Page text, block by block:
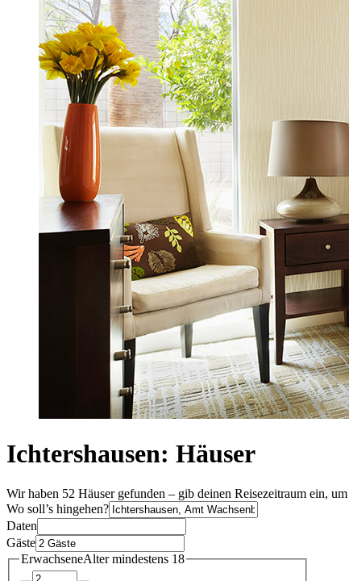
Ichtershausen: Häuser
Wir haben 52 Häuser gefunden – gib deinen Reisezeitraum ein,
Wo soll’s hingehen?
Daten
Gäste
ErwachseneAlter mindestens 18